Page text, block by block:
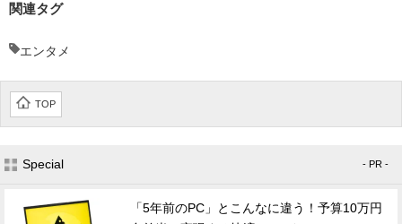
関連タグ
エンタメ
TOP
Special - PR -
「5年前のPC」とこんなに違う！予算10万円